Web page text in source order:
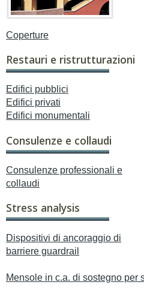
Coperture
Restauri e ristrutturazioni
Edifici pubblici
Edifici privati
Edifici monumentali
Consulenze e collaudi
Consulenze professionali e
collaudi
Stress analysis
Dispositivi di ancoraggio di
barriere guardrail
Mensole in c.a. di sostegno per